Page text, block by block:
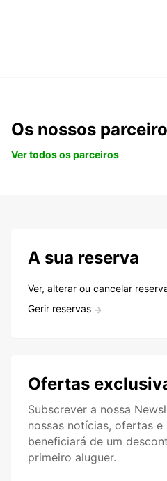
Os nossos
Ver todos os parceiros
A sua reserva
Ver, alterar ou cancelar
Gerir reservas
Ofertas
Subscrever a nossa
nossas notícias, ofertas e
beneficiará de um
primeiro aluguer.